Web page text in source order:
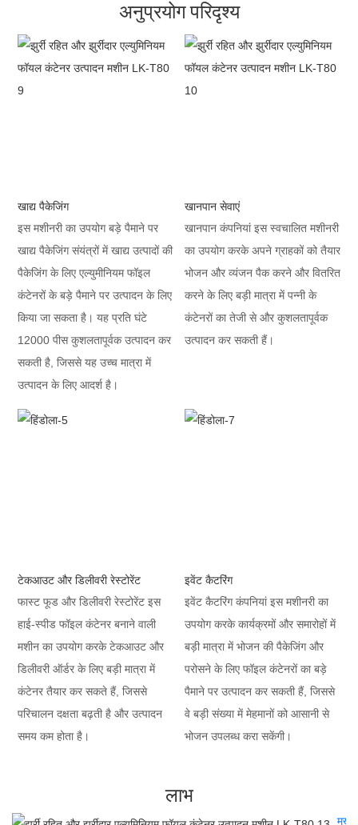
अनुप्रयोग परिदृश्य
खाद्य पैकेजिंग
इस मशीनरी का उपयोग बड़े पैमाने पर
खाद्य पैकेजिंग संयंत्रों में खाद्य उत्पादों की
पैकेजिंग के लिए एल्युमीनियम फॉइल
कंटेनरों के बड़े पैमाने पर उत्पादन के लिए
किया जा सकता है। यह प्रति घंटे
12000 पीस कुशलतापूर्वक उत्पादन कर
सकती है, जिससे यह उच्च मात्रा में
उत्पादन के लिए आदर्श है।
खानपान सेवाएं
खानपान कंपनियां इस स्वचालित मशीनरी
का उपयोग करके अपने ग्राहकों को तैयार
भोजन और व्यंजन पैक करने और वितरित
करने के लिए बड़ी मात्रा में पन्नी के
कंटेनरों का तेजी से और कुशलतापूर्वक
उत्पादन कर सकती हैं।
टेकआउट और डिलीवरी रेस्टोरेंट
फास्ट फूड और डिलीवरी रेस्टोरेंट इस
हाई-स्पीड फॉइल कंटेनर बनाने वाली
मशीन का उपयोग करके टेकआउट और
डिलीवरी ऑर्डर के लिए बड़ी मात्रा में
कंटेनर तैयार कर सकते हैं, जिससे
परिचालन दक्षता बढ़ती है और उत्पादन
समय कम होता है।
इवेंट कैटरिंग
इवेंट कैटरिंग कंपनियां इस मशीनरी का
उपयोग करके कार्यक्रमों और समारोहों में
बड़ी मात्रा में भोजन की पैकेजिंग और
परोसने के लिए फॉइल कंटेनरों का बड़े
पैमाने पर उत्पादन कर सकती हैं, जिससे
वे बड़ी संख्या में मेहमानों को आसानी से
भोजन उपलब्ध करा सकेंगी।
लाभ
मुख्य